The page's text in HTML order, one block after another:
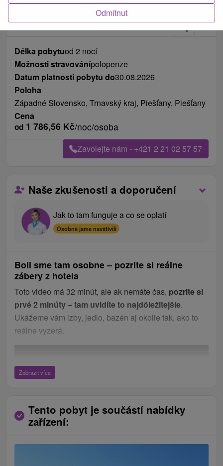
Fotografie od zákazníků +6
Délka pobytuod 2 nocí
Možnosti stravovánípolopenze
Datum platnosti pobytu do30.08.2026
Poloha
Západné Slovensko, Trnavský kraj, Piešťany, Piešťany
Cena
od 1 786,56 Kč/noc/osoba
Zavolejte nám - +421 2 21 02 57 57
Naše zkušenosti a doporučení
Jak to tam funguje a co se oplatí
Osobně jsme navštívili
Boli sme tam osobne – pozrite si reálne
zábery z hotela
Toto video má 32 minút, ale ak nemáte čas, pozrite si
prvé 2 minúty – tam uvidíte to najdôležitejšie.
Ukážeme vám izby, jedlo, bazén aj okolie tak, ako to
reálne vyzerá.
Zobrazit více
Tento pobyt je součástí nabídky
zařízení:
Odmítnut